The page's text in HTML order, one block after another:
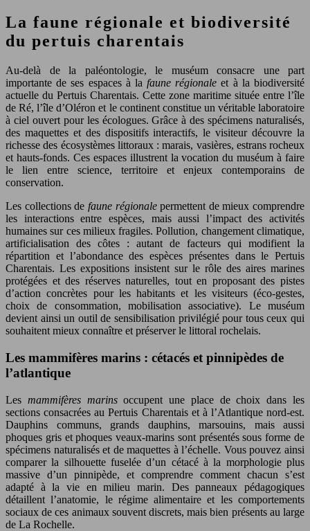
La faune régionale et biodiversité
du pertuis charentais
Au-delà de la paléontologie, le muséum consacre une part
importante de ses espaces à la faune régionale et à la biodiversité
actuelle du Pertuis Charentais. Cette zone maritime située entre l’île
de Ré, l’île d’Oléron et le continent constitue un véritable laboratoire
à ciel ouvert pour les écologues. Grâce à des spécimens naturalisés,
des maquettes et des dispositifs interactifs, le visiteur découvre la
richesse des écosystèmes littoraux : marais, vasières, estrans rocheux
et hauts-fonds. Ces espaces illustrent la vocation du muséum à faire
le lien entre science, territoire et enjeux contemporains de
conservation.
Les collections de faune régionalepermettent de mieux comprendre
les interactions entre espèces, mais aussi l’impact des activités
humaines sur ces milieux fragiles. Pollution, changement climatique,
artificialisation des côtes : autant de facteurs qui modifient la
répartition et l’abondance des espèces présentes dans le Pertuis
Charentais. Les expositions insistent sur le rôle des aires marines
protégées et des réserves naturelles, tout en proposant des pistes
d’action concrètes pour les habitants et les visiteurs (éco-gestes,
choix de consommation, mobilisation associative). Le muséum
devient ainsi un outil de sensibilisation privilégié pour tous ceux qui
souhaitent mieux connaître et préserver le littoral rochelais.
Les mammifères marins : cétacés et pinnipèdes de
l’atlantique
Les mammifères marinsoccupent une place de choix dans les
sections consacrées au Pertuis Charentais et à l’Atlantique nord-est.
Dauphins communs, grands dauphins, marsouins, mais aussi
phoques gris et phoques veaux-marins sont présentés sous forme de
spécimens naturalisés et de maquettes à l’échelle. Vous pouvez ainsi
comparer la silhouette fuselée d’un cétacé à la morphologie plus
massive d’un pinnipède, et comprendre comment chacun s’est
adapté à la vie en milieu marin. Des panneaux pédagogiques
détaillent l’anatomie, le régime alimentaire et les comportements
sociaux de ces animaux souvent discrets, mais bien présents au large
de La Rochelle.